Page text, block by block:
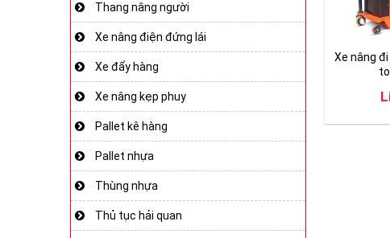
Thang nâng người
Xe nâng điện đứng lái
Xe đẩy hàng
Xe nâng kẹp phuy
Pallet kê hàng
Pallet nhựa
Thùng nhựa
Thủ tục hải quan
Xe nâng